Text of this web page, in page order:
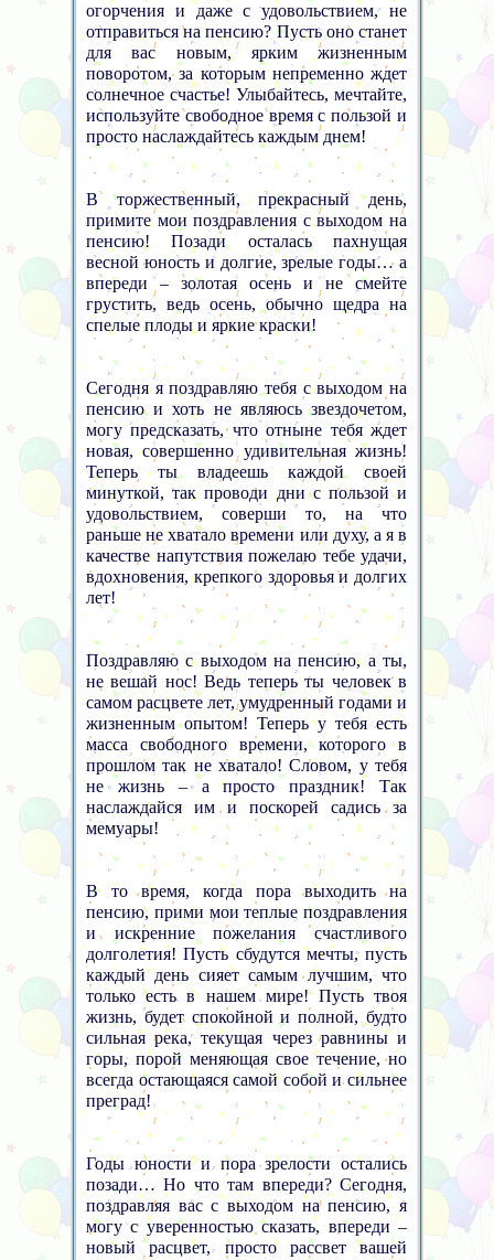
огорчения и даже с удовольствием, не
отправиться на пенсию? Пусть оно станет
для вас новым, ярким жизненным
поворотом, за которым непременно ждет
солнечное счастье! Улыбайтесь, мечтайте,
используйте свободное время с пользой и
просто наслаждайтесь каждым днем!
В торжественный, прекрасный день,
примите мои поздравления с выходом на
пенсию! Позади осталась пахнущая
весной юность и долгие, зрелые годы… а
впереди – золотая осень и не смейте
грустить, ведь осень, обычно щедра на
спелые плоды и яркие краски!
Сегодня я поздравляю тебя с выходом на
пенсию и хоть не являюсь звездочетом,
могу предсказать, что отныне тебя ждет
новая, совершенно удивительная жизнь!
Теперь ты владеешь каждой своей
минуткой, так проводи дни с пользой и
удовольствием, соверши то, на что
раньше не хватало времени или духу, а я в
качестве напутствия пожелаю тебе удачи,
вдохновения, крепкого здоровья и долгих
лет!
Поздравляю с выходом на пенсию, а ты,
не вешай нос! Ведь теперь ты человек в
самом расцвете лет, умудренный годами и
жизненным опытом! Теперь у тебя есть
масса свободного времени, которого в
прошлом так не хватало! Словом, у тебя
не жизнь – а просто праздник! Так
наслаждайся им и поскорей садись за
мемуары!
В то время, когда пора выходить на
пенсию, прими мои теплые поздравления
и искренние пожелания счастливого
долголетия! Пусть сбудутся мечты, пусть
каждый день сияет самым лучшим, что
только есть в нашем мире! Пусть твоя
жизнь, будет спокойной и полной, будто
сильная река, текущая через равнины и
горы, порой меняющая свое течение, но
всегда остающаяся самой собой и сильнее
преград!
Годы юности и пора зрелости остались
позади… Но что там впереди? Сегодня,
поздравляя вас с выходом на пенсию, я
могу с уверенностью сказать, впереди –
новый расцвет, просто рассвет вашей